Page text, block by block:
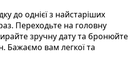
до однієї з найстаріших
Переходьте на головну
зручну дату та бронюйте
Бажаємо вам легкої та